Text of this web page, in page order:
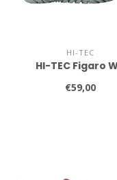
HI-TEC
HI-TEC Figaro
€59,00